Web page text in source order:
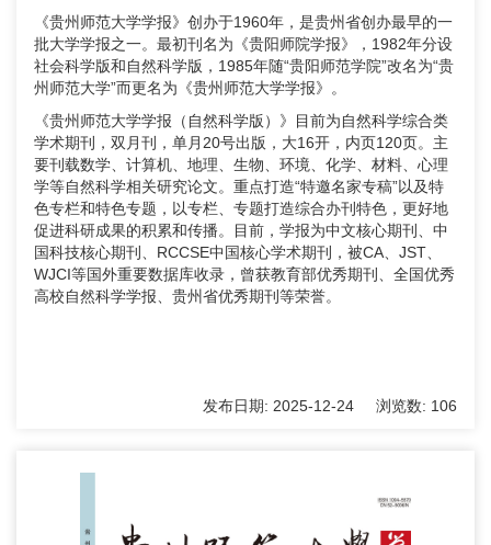
《贵州师范大学学报》创办于1960年，是贵州省创办最早的一
批大学学报之一。最初刊名为《贵阳师院学报》，1982年分设
社会科学版和自然科学版，1985年随“贵阳师范学院”改名为“贵
州师范大学”而更名为《贵州师范大学学报》。
《贵州师范大学学报（自然科学版）》目前为自然科学综合类
学术期刊，双月刊，单月20号出版，大16开，内页120页。主
要刊载数学、计算机、地理、生物、环境、化学、材料、心理
学等自然科学相关研究论文。重点打造“特邀名家专稿”以及特
色专栏和特色专题，以专栏、专题打造综合办刊特色，更好地
促进科研成果的积累和传播。目前，学报为中文核心期刊、中
国科技核心期刊、RCCSE中国核心学术期刊，被CA、JST、
WJCI等国外重要数据库收录，曾获教育部优秀期刊、全国优秀
高校自然科学学报、贵州省优秀期刊等荣誉。
发布日期: 2025-12-24 浏览数: 106